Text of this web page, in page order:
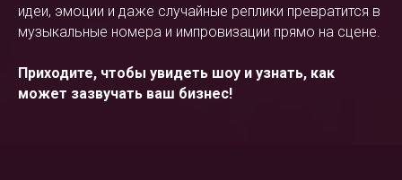
идеи, эмоции и даже случайные реплики превратится в
музыкальные номера и импровизации прямо на сцене.
Приходите, чтобы увидеть шоу и узнать, как
может зазвучать ваш бизнес!